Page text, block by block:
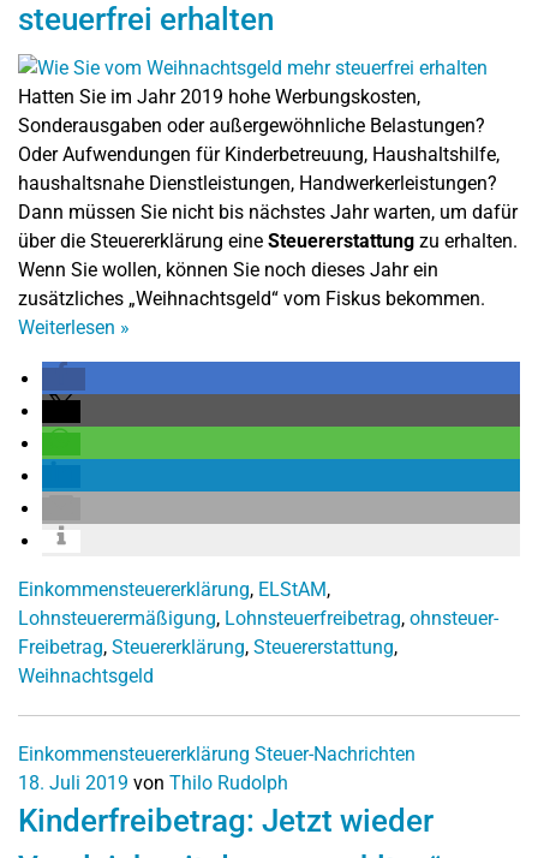
steuerfrei erhalten
Hatten Sie im Jahr 2019 hohe Werbungskosten,
Sonderausgaben oder außergewöhnliche Belastungen?
Oder Aufwendungen für Kinderbetreuung, Haushaltshilfe,
haushaltsnahe Dienstleistungen, Handwerkerleistungen?
Dann müssen Sie nicht bis nächstes Jahr warten, um dafür
über die Steuererklärung eine Steuererstattung zu erhalten.
Wenn Sie wollen, können Sie noch dieses Jahr ein
zusätzliches „Weihnachtsgeld“ vom Fiskus bekommen.
Weiterlesen »
Einkommensteuererklärung, ELStAM,
Lohnsteuerermäßigung, Lohnsteuerfreibetrag, ohnsteuer-
Freibetrag, Steuererklärung, Steuererstattung,
Weihnachtsgeld
Einkommensteuererklärung Steuer-Nachrichten
18. Juli 2019 von Thilo Rudolph
Kinderfreibetrag: Jetzt wieder